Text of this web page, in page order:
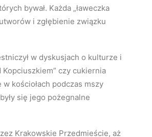
bywał. Każda „ławeczka
i zgłębienie związku
w dyskusjach o kulturze i
czy cukiernia
kościołach podczas mszy
się jego pożegnalne
Krakowskie Przedmieście, aż